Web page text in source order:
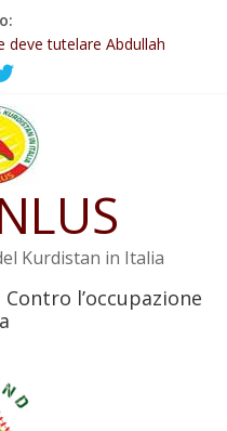
essere trasformata in
deve tutelare Abdullah
è di nuovo sotto minaccia
Rêber Apo ostacolerebbe
contro i crimini di guerra
Kurdistan in Italia
Contro l’occupazione